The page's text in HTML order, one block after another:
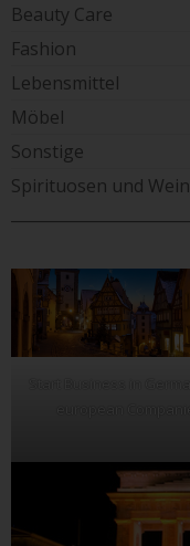
Beauty Care
Fashion
Lebensmittel
Möbel
Sonstige
Spirituosen und Wein